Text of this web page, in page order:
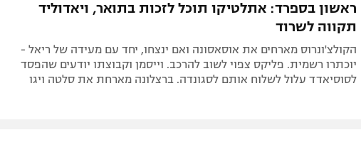
ראשון בספרד: אתלטיקו תוכל לזכות בתואר, ויאדוליד
תקווה לשרוד
הקולצ'ונרוס מארחים את אוסאסונה ואם ינצחו, יחד עם מעידה של ריאל -
יוכתרו רשמית. פליקס צפוי לשוב להרכב. וייסמן וקבוצתו יודעים שהפסד
לסוסיאדד עלול לשלוח אותם לסגונדה. ברצלונה מארחת את סלטה ויגו